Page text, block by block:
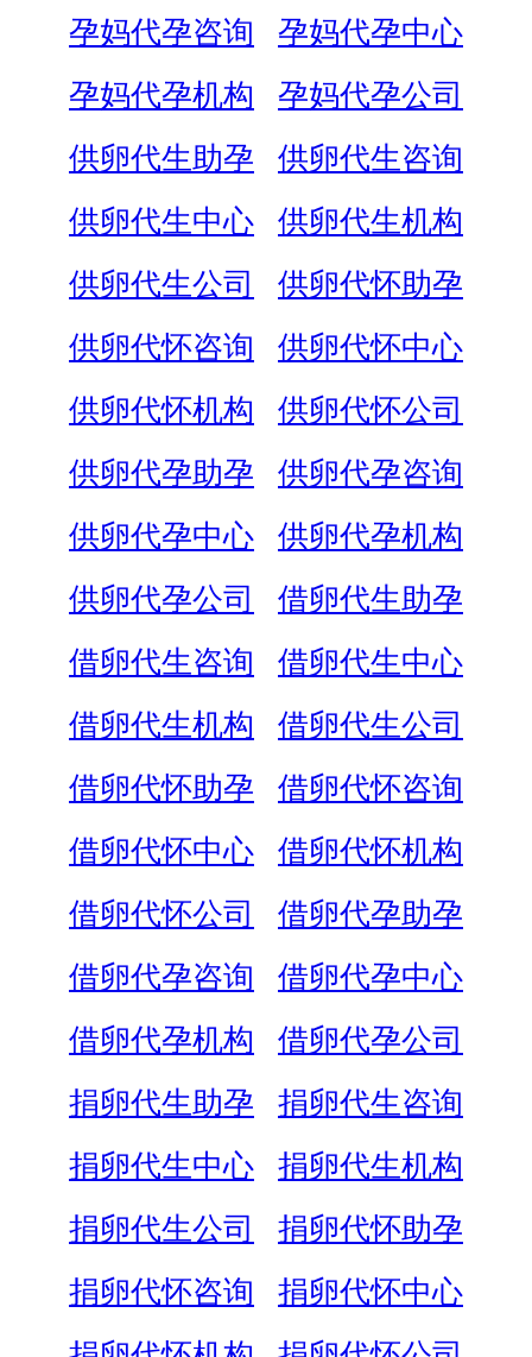
孕妈代孕咨询
孕妈代孕中心
孕妈代孕机构
孕妈代孕公司
供卵代生助孕
供卵代生咨询
供卵代生中心
供卵代生机构
供卵代生公司
供卵代怀助孕
供卵代怀咨询
供卵代怀中心
供卵代怀机构
供卵代怀公司
供卵代孕助孕
供卵代孕咨询
供卵代孕中心
供卵代孕机构
供卵代孕公司
借卵代生助孕
借卵代生咨询
借卵代生中心
借卵代生机构
借卵代生公司
借卵代怀助孕
借卵代怀咨询
借卵代怀中心
借卵代怀机构
借卵代怀公司
借卵代孕助孕
借卵代孕咨询
借卵代孕中心
借卵代孕机构
借卵代孕公司
捐卵代生助孕
捐卵代生咨询
捐卵代生中心
捐卵代生机构
捐卵代生公司
捐卵代怀助孕
捐卵代怀咨询
捐卵代怀中心